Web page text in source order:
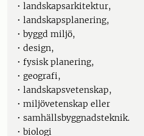
• landskapsarkitektur,
• landskapsplanering,
• byggd miljö,
• design,
• fysisk planering,
• geografi,
• landskapsvetenskap,
• miljövetenskap eller
• samhällsbyggnadsteknik.
• biologi